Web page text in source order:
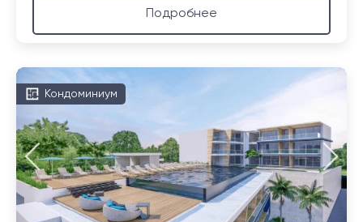
Подробнее
Кондоминиум